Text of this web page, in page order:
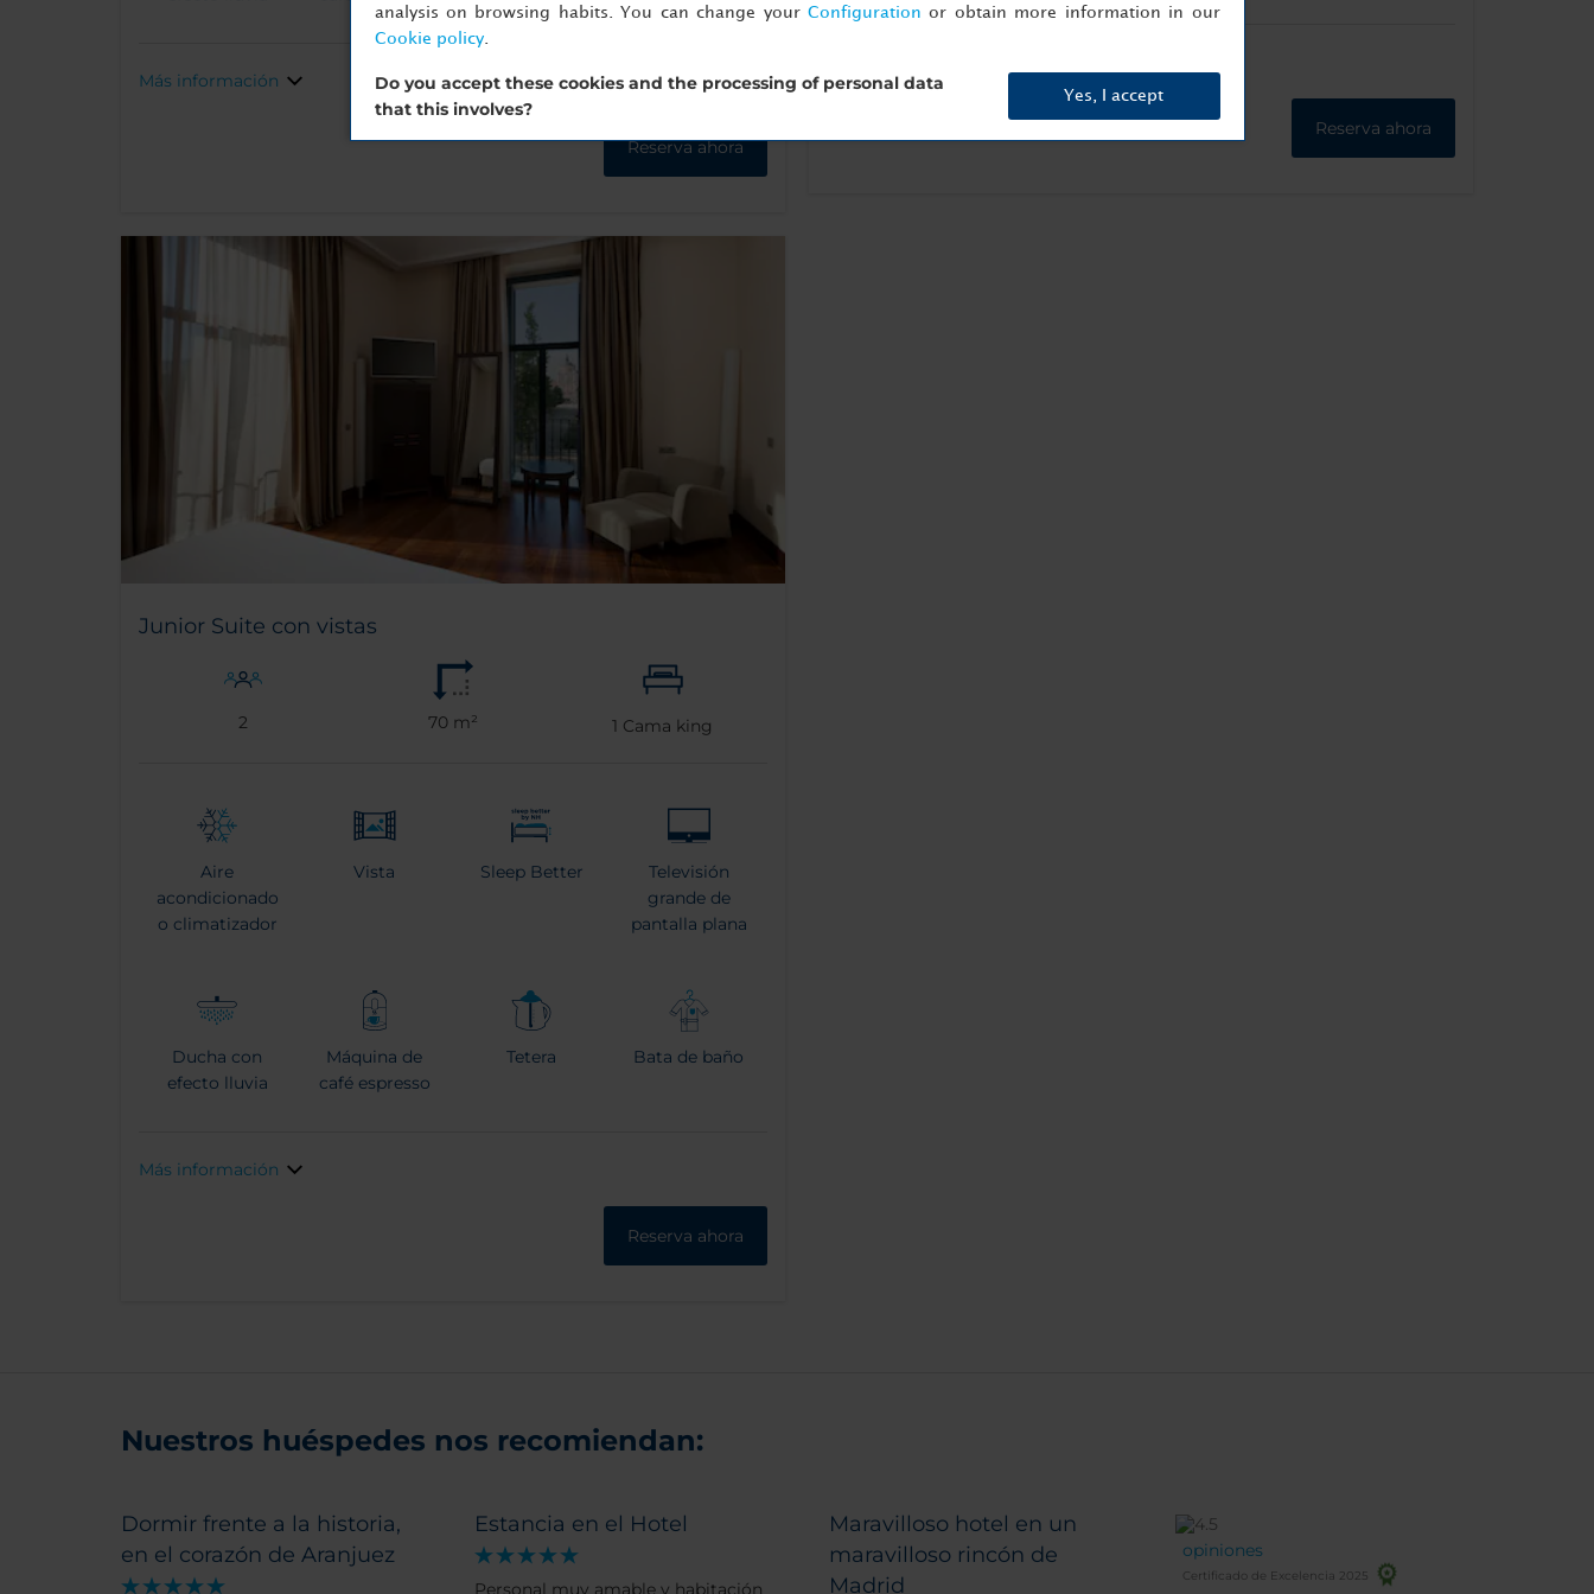
Más información
Reserva ahora
Reserva ahora
Junior Suite con vistas
2 70 m² 1 Cama king
Aire
acondicionado
o climatizador
Vista Sleep Better
Televisión
grande de
pantalla plana
Ducha con
efecto lluvia
Máquina de
café espresso
Tetera Bata de baño
Más información
Reserva ahora
Nuestros huéspedes nos recomiendan:
Dormir frente a la historia,
en el corazón de Aranjuez
Estancia en el Hotel
Personal muy amable y habitación
Maravilloso hotel en un
maravilloso rincón de
Madrid
opiniones
Certificado de Excelencia 2025
analysis on browsing habits. You can change your Configuration or obtain more information in our
Cookie policy.
Do you accept these cookies and the processing of personal data
that this involves?
Yes, I accept